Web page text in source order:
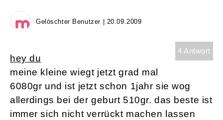
Gelöschter Benutzer | 20.09.2009
4 Antwort
hey du
meine kleine wiegt jetzt grad mal
6080gr und ist jetzt schon 1jahr sie wog
allerdings bei der geburt 510gr. das beste ist
immer sich nicht verrückt machen lassen